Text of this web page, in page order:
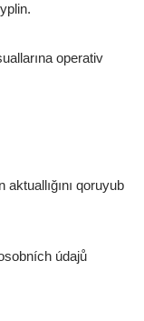
operativ
qoruyub
údajů